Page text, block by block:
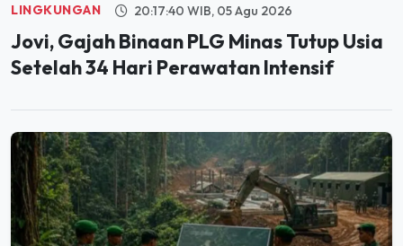
LINGKUNGAN 20:17:40 WIB, 05 Agu 2026
Jovi, Gajah Binaan PLG Minas Tutup Usia
Setelah 34 Hari Perawatan Intensif